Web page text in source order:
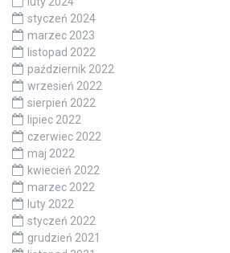
styczeń 2024
marzec 2023
listopad 2022
październik 2022
wrzesień 2022
sierpień 2022
lipiec 2022
czerwiec 2022
maj 2022
kwiecień 2022
marzec 2022
luty 2022
styczeń 2022
grudzień 2021